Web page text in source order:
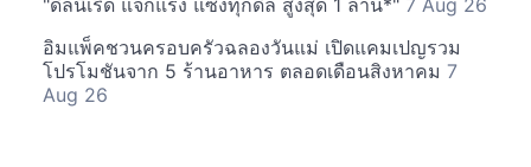
อิมแพ็คชวนครอบครัวฉลองวันแม่ เปิดแคมเปญรวม
โปรโมชันจาก 5 ร้านอาหาร ตลอดเดือนสิงหาคม 7
Aug 26